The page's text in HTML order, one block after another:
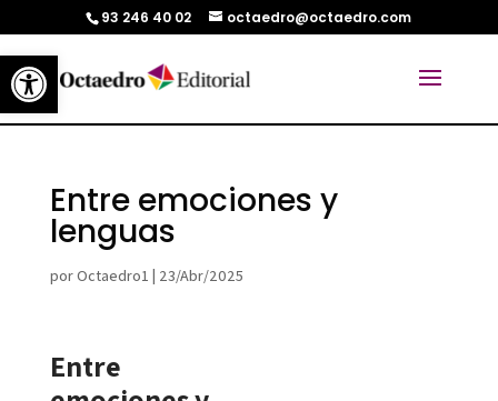
Abrir barra de herramientas
93 246 40 02 octaedro@octaedro.com
Entre emociones y
lenguas
porOctaedro1 | 23/Abr/2025
Entre